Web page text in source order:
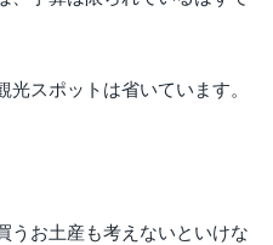
スポットは省いています。
うお土産も考えないといけな